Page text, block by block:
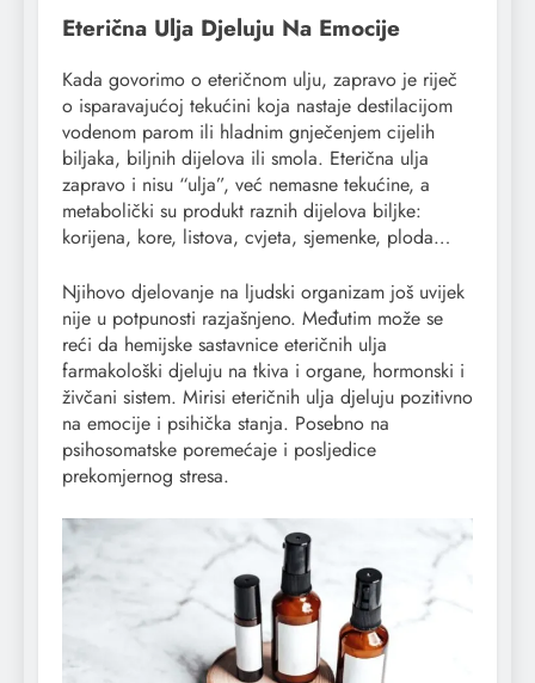
Eterična Ulja Djeluju Na Emocije
Kada govorimo o eteričnom ulju, zapravo je riječ
o isparavajućoj tekućini koja nastaje destilacijom
vodenom parom ili hladnim gnječenjem cijelih
biljaka, biljnih dijelova ili smola. Eterična ulja
zapravo i nisu “ulja”, već nemasne tekućine, a
metabolički su produkt raznih dijelova biljke:
korijena, kore, listova, cvjeta, sjemenke, ploda…
Njihovo djelovanje na ljudski organizam još uvijek
nije u potpunosti razjašnjeno. Međutim može se
reći da hemijske sastavnice eteričnih ulja
farmakološki djeluju na tkiva i organe, hormonski i
živčani sistem. Mirisi eteričnih ulja djeluju pozitivno
na emocije i psihička stanja. Posebno na
psihosomatske poremećaje i posljedice
prekomjernog stresa.